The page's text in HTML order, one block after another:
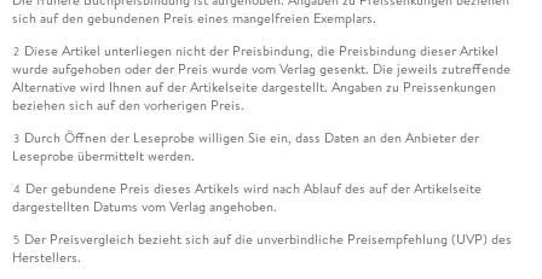
sich auf den gebundenen Preis eines mangelfreien Exemplars.
2 Diese Artikel unterliegen nicht der Preisbindung, die Preisbindung dieser Artikel
wurde aufgehoben oder der Preis wurde vom Verlag gesenkt. Die jeweils zutreffende
Alternative wird Ihnen auf der Artikelseite dargestellt. Angaben zu Preissenkungen
beziehen sich auf den vorherigen Preis.
3 Durch Öffnen der Leseprobe willigen Sie ein, dass Daten an den Anbieter der
Leseprobe übermittelt werden.
4 Der gebundene Preis dieses Artikels wird nach Ablauf des auf der Artikelseite
dargestellten Datums vom Verlag angehoben.
5 Der Preisvergleich bezieht sich auf die unverbindliche Preisempfehlung (UVP) des
Herstellers.